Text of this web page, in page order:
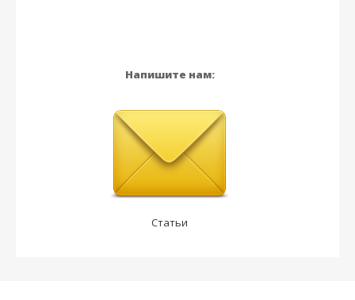
Напишите нам:
Статьи